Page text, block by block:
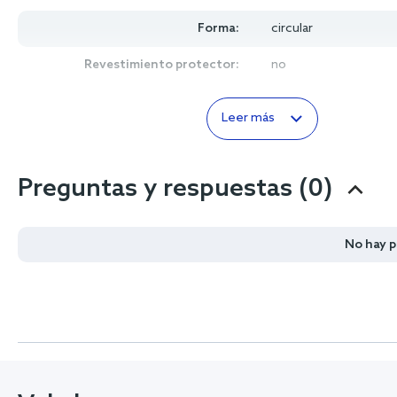
Forma: circular
Revestimiento protector: no
Leer más
Preguntas y respuestas (0)
No hay